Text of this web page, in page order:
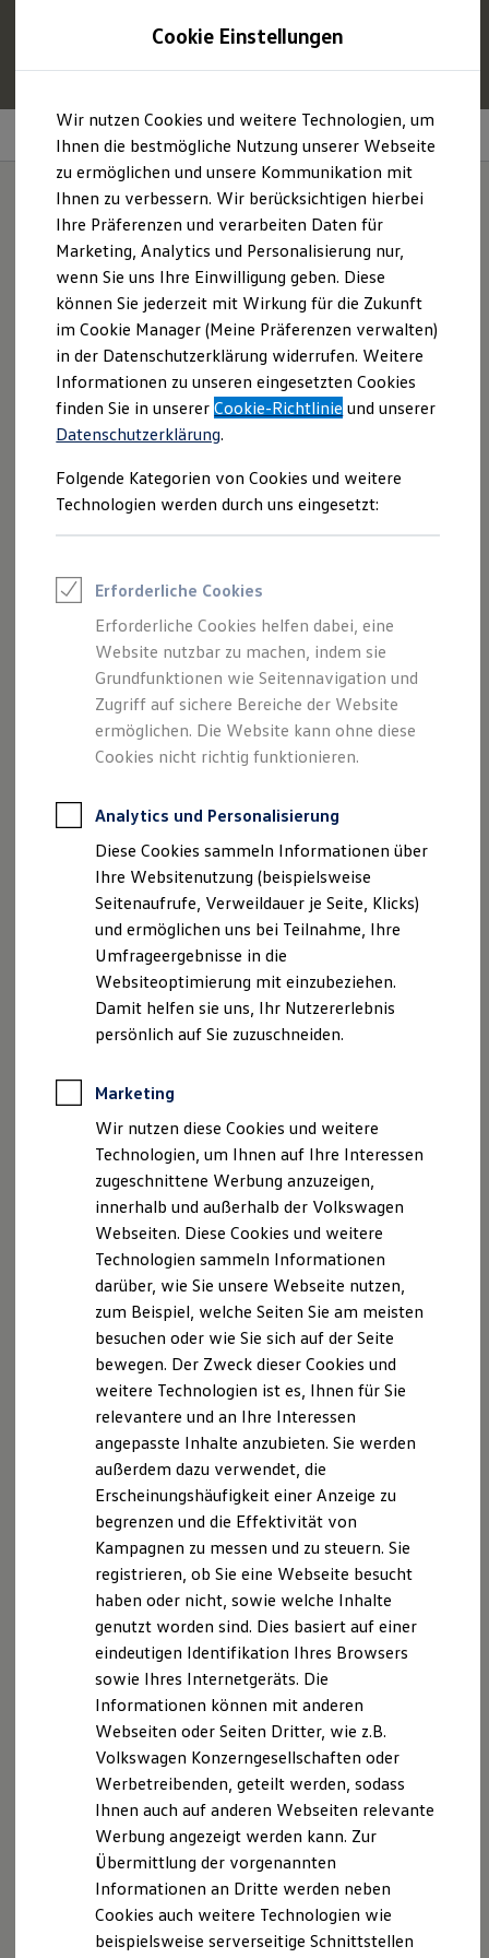
Hauptinhalt
springen
Footer
springen
Profitieren Sie von bis zu6.000 € 1
VolkswagenID. oder
Hybridmodelle.
Mehr zur E‑Auto-Förderung
Modelle und Konfigurator
Konfigurator
Modelle vergleichen
Konfiguration laden
Autosuche
Elektroautos
ENERGY Sondermodelle
Nutzfahrzeuge
SUV und CUV
Familienautos
Kombis
Kompaktwagen
Sportwagen
Schnell verfügbare Fahrzeuge
Angebote und Produkte
Aktuelle Angebote
E-Auto-Förderung
Volkswagen Marktplatz
Elektromobilität bei Gebrauchtwagen
Saisonangebote
Reifenpakete
Leasing
Leasing-Angebote
Gebrauchtwagen Leasing
Junge Gebrauchtwagen-Leasing
Elektroauto Leasing
Kleinwagen-Leasing
Autokredit mit Schlussrate
Versicherungen und Garantien
Kfz-Versicherung
Restschuldversicherungen
Garantien
Wartungsverträge
Geschäftskunden
Professional Class bei Volkswagen
Großkunden
Behörden
Direktkunden
Sonderfahrzeuge
Elektromobilität
Elektroautos
Elektrofahrzeugkonzepte
ID. EVERY1
Reichweite
Reichweite der ID. Modelle
Reichweite im Winter
Rekuperation
Laden
Laden unterwegs
Laden Zuhause
Ladestationen finden
Ladezeitensimulator
Sicherheit
Garantie und Lebensdauer
Nachhaltigkeit
Kosten und Kauf
Verbrauchskosten
Kaufoptionen
E-Auto-Förderung
Software und Konnektivität
Die ID. Software 6
ID. Software Versionen und Updates
Digitale Extras
Schnittstellen zu Ihrem ID.
Hybridautos
Marke und Erlebnis
Volkswagen R und R Experience
R-Modelle
R Experience
Driving Experience
Werkbesichtigung
Factory visit
Lifestyle Shop
Golf Kollektion
ID. Kollektion
Volkswagen Kollektion
GTI Kollektion
Fußball Drop
Ausstattungspakete
Ein Tayron ganz nach
Ihrem Geschmack.
, 1 von 4 , 2 von 4 , 3 von 4 , 4 von 4
Noch mehr individuellen Komfort und Eleganz genießen
Sie mit unseren optionalen Ausstattungspaketen:
Design-Paket „Black Style“
Sichtbar selbstbewusst: Mit schwarzen Design­akzenten
innen und außen, einem markanten Stoßfänger und
getönten Scheiben erhält der Tayron ein noch
ausdrucksstärkeres Profil.
Winter-Komfortpaket
Mehr Annehmlichkeit auf allen Wegen: Mit dem
beheizbaren Multifunktionslenkrad in Leder behalten Sie
auch an kalten Tagen warme Hände. Die Vordersitze lassen
sich getrennt temperieren – Lehne und Sitzfläche können
individuell eingestellt werden. Mit der „Easy Open & Close“-
Funktion reicht eine kleine Fußbewegung, um die
Heckklappe kontaktlos zu öffnen oder zu schließen.
Technikpaket IQ.DRIVE
Technologie, die den Alltag leichter macht: Z. B. hält der
Travel Assist
Tempo und Spur, während der Emergency
im Notfall eingreift. 4 5 Beim Parken und
Rangieren sorgen Area View und Rear View für bessere
Übersicht. 4 Darüber hinaus tragen auch die Außenspiegel
mit Memory-, Heiz- und weiteren Funktionen zum
Reisekomfort bei.
Technikpaket IQ.DRIVE Premium
Dieses Paket erweitert das Technikpaket IQ.DRIVE um
Cookie Einstellungen
Wir nutzen Cookies und weitere Technologien, um
Ihnen die bestmögliche Nutzung unserer Webseite
zu ermöglichen und unsere Kommunikation mit
Ihnen zu verbessern. Wir berücksichtigen hierbei
Ihre Präferenzen und verarbeiten Daten für
Marketing, Analytics und Personalisierung nur,
wenn Sie uns Ihre Einwilligung geben. Diese
können Sie jederzeit mit Wirkung für die Zukunft
im Cookie Manager (Meine Präferenzen verwalten)
in der Datenschutzerklärung widerrufen. Weitere
Informationen zu unseren eingesetzten Cookies
finden Sie in unsererCookie-Richtlinie und unserer
Datenschutzerklärung.
Folgende Kategorien von Cookies und weitere
Technologien werden durch uns eingesetzt:
Erforderliche Cookies
Erforderliche Cookies helfen dabei, eine
Website nutzbar zu machen, indem sie
Grundfunktionen wie Seitennavigation und
Zugriff auf sichere Bereiche der Website
ermöglichen. Die Website kann ohne diese
Cookies nicht richtig funktionieren.
Analytics und Personalisierung
Diese Cookies sammeln Informationen über
Ihre Websitenutzung (beispielsweise
Seitenaufrufe, Verweildauer je Seite, Klicks)
und ermöglichen uns bei Teilnahme, Ihre
Umfrageergebnisse in die
Websiteoptimierung mit einzubeziehen.
Damit helfen sie uns, Ihr Nutzererlebnis
persönlich auf Sie zuzuschneiden.
Marketing
Wir nutzen diese Cookies und weitere
Technologien, um Ihnen auf Ihre Interessen
zugeschnittene Werbung anzuzeigen,
innerhalb und außerhalb der Volkswagen
Webseiten. Diese Cookies und weitere
Technologien sammeln Informationen
darüber, wie Sie unsere Webseite nutzen,
zum Beispiel, welche Seiten Sie am meisten
besuchen oder wie Sie sich auf der Seite
bewegen. Der Zweck dieser Cookies und
weitere Technologien ist es, Ihnen für Sie
relevantere und an Ihre Interessen
angepasste Inhalte anzubieten. Sie werden
außerdem dazu verwendet, die
Erscheinungshäufigkeit einer Anzeige zu
begrenzen und die Effektivität von
Kampagnen zu messen und zu steuern. Sie
registrieren, ob Sie eine Webseite besucht
haben oder nicht, sowie welche Inhalte
genutzt worden sind. Dies basiert auf einer
eindeutigen Identifikation Ihres Browsers
sowie Ihres Internetgeräts. Die
Informationen können mit anderen
Webseiten oder Seiten Dritter, wie z.B.
Volkswagen Konzerngesellschaften oder
Werbetreibenden, geteilt werden, sodass
Ihnen auch auf anderen Webseiten relevante
Werbung angezeigt werden kann. Zur
Übermittlung der vorgenannten
Informationen an Dritte werden neben
Cookies auch weitere Technologien wie
beispielsweise serverseitige Schnittstellen